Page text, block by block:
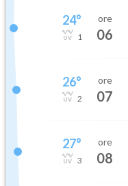
24°
1
ore
06
26°
2
ore
07
27°
3
ore
08